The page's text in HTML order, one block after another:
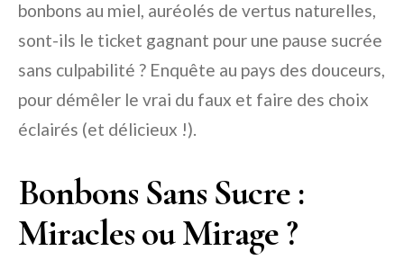
bonbons au miel, auréolés de vertus naturelles,
sont-ils le ticket gagnant pour une pause sucrée
sans culpabilité ? Enquête au pays des douceurs,
pour démêler le vrai du faux et faire des choix
éclairés (et délicieux !).
Bonbons Sans Sucre :
Miracles ou Mirage ?